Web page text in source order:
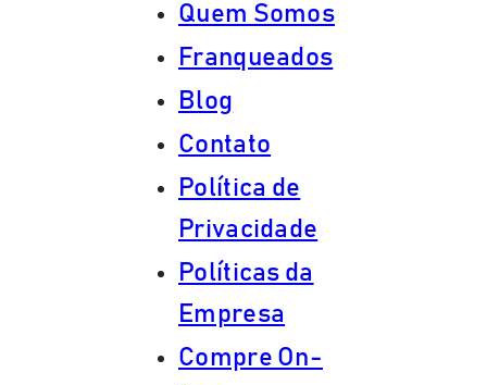
Quem Somos
Franqueados
Blog
Contato
Política de
Privacidade
Políticas da
Empresa
Compre On-